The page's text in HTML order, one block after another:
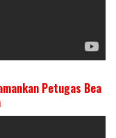
Petugas Bea